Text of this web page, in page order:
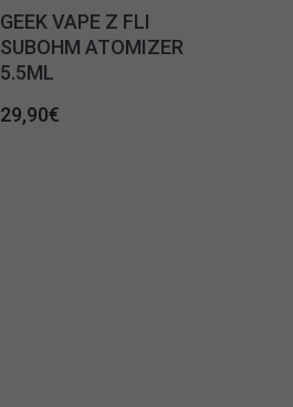
GEEK VAPE Z FLI
SUBOHM ATOMIZER
5.5ML
29,90€